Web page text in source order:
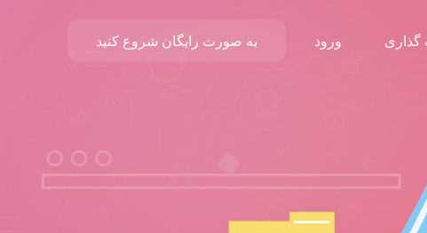
گذاری ورود به صورت رایگان شروع کنید